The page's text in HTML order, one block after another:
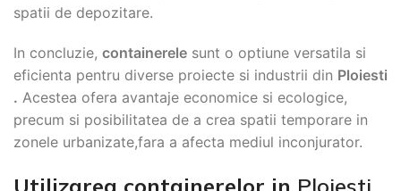
spatii de depozitare.
In concluzie, containerele sunt o optiune versatila si
eficienta pentru diverse proiecte si industrii din Ploiesti
. Acestea ofera avantaje economice si ecologice,
precum si posibilitatea de a crea spatii temporare in
zonele urbanizate,fara a afecta mediul inconjurator.
Utilizarea containerelor in Ploiesti